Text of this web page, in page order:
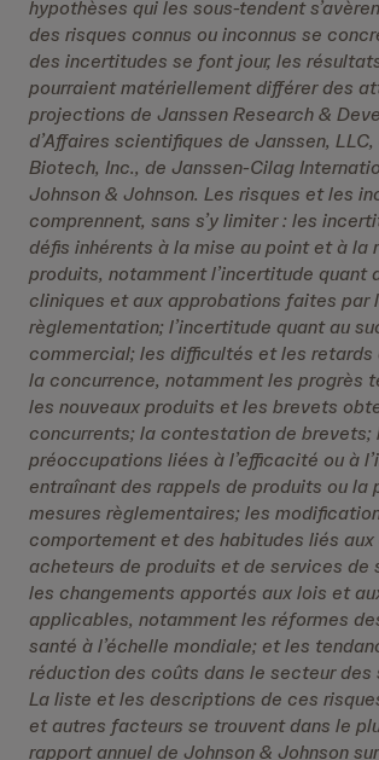
hypothèses qui les sous-tendent
des risques connus ou inconnus se
des incertitudes se font jour, les
pourraient matériellement différer des
projections de Janssen Research &
d’Affaires scientifiques de Janssen,
Biotech, Inc., de Janssen-Cilag
Johnson & Johnson. Les risques et les
comprennent, sans s’y limiter : les
défis inhérents à la mise au point et à la
produits, notamment l’incertitude quant
cliniques et aux approbations faites par
règlementation; l’incertitude quant au
commercial; les difficultés et les
la concurrence, notamment les progrès
les nouveaux produits et les brevets
concurrents; la contestation de brevets;
préoccupations liées à l’efficacité ou à
entraînant des rappels de produits ou la
mesures règlementaires; les
comportement et des habitudes liés aux
acheteurs de produits et de services de
les changements apportés aux lois et
applicables, notamment les réformes
santé à l’échelle mondiale; et les
réduction des coûts dans le secteur des
La liste et les descriptions de ces
et autres facteurs se trouvent dans le
rapport annuel de Johnson & Johnson